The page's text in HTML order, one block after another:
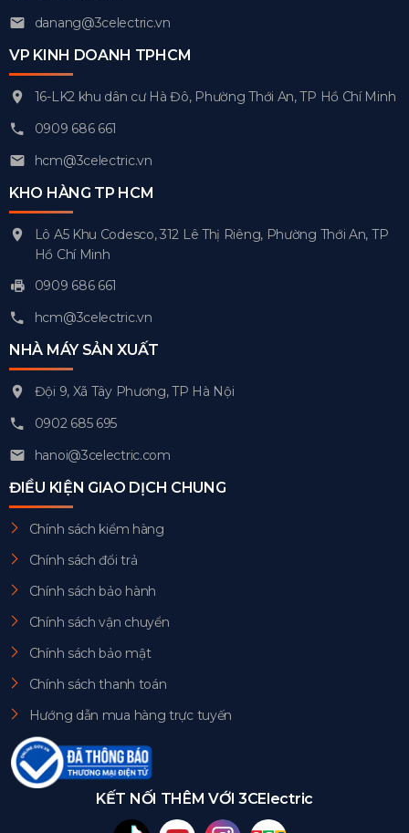
danang@3celectric.vn
VP KINH DOANH TPHCM
16-LK2 khu dân cư Hà Đô, Phường Thới An, TP Hồ Chí Minh
0909 686 661
hcm@3celectric.vn
KHO HÀNG TP HCM
Lô A5 Khu Codesco, 312 Lê Thị Riêng, Phường Thới An, TP
Hồ Chí Minh
0909 686 661
hcm@3celectric.vn
NHÀ MÁY SẢN XUẤT
Đội 9, Xã Tây Phương, TP Hà Nội
0902 685 695
hanoi@3celectric.com
ĐIỀU KIỆN GIAO DỊCH CHUNG
Chính sách kiểm hàng
Chính sách đổi trả
Chính sách bảo hành
Chính sách vận chuyển
Chính sách bảo mật
Chính sách thanh toán
Hướng dẫn mua hàng trực tuyến
KẾT NỐI THÊM VỚI 3CElectric